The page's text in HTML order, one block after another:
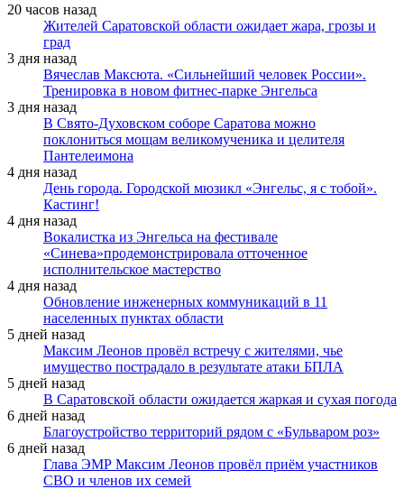
20 часов назад
Жителей Саратовской области ожидает жара, грозы и
град
3 дня назад
Вячеслав Максюта. «Сильнейший человек России».
Тренировка в новом фитнес-парке Энгельса
3 дня назад
В Свято-Духовском соборе Саратова можно
поклониться мощам великомученика и целителя
Пантелеимона
4 дня назад
День города. Городской мюзикл «Энгельс, я с тобой».
Кастинг!
4 дня назад
Вокалистка из Энгельса на фестивале
«Синева»продемонстрировала отточенное
исполнительское мастерство
4 дня назад
Обновление инженерных коммуникаций в 11
населенных пунктах области
5 дней назад
Максим Леонов провёл встречу с жителями, чье
имущество пострадало в результате атаки БПЛА
5 дней назад
В Саратовской области ожидается жаркая и сухая погода
6 дней назад
Благоустройство территорий рядом с «Бульваром роз»
6 дней назад
Глава ЭМР Максим Леонов провёл приём участников
СВО и членов их семей